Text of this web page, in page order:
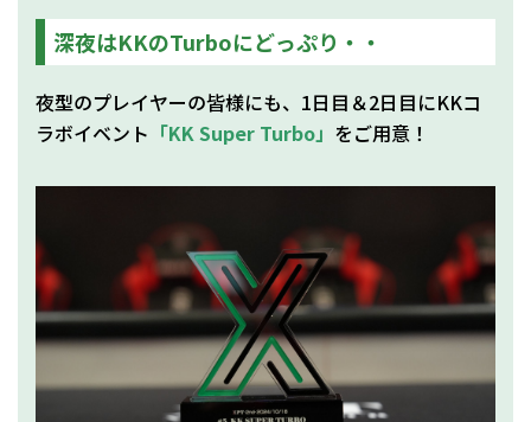
深夜はKKのTurboにどっぷり・・
夜型のプレイヤーの皆様にも、1日目＆2日目にKKコ
ラボイベント 「KK Super Turbo」 をご用意！